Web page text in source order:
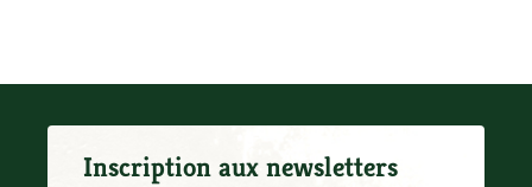
Société et alternatives
Inscription aux newsletters